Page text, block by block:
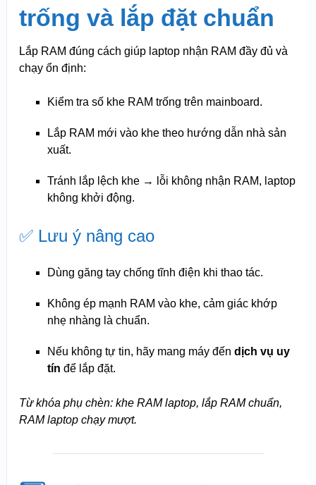
trống và lắp đặt chuẩn
Lắp RAM đúng cách giúp laptop nhận RAM đầy đủ và
chạy ổn định:
Kiểm tra số khe RAM trống trên mainboard.
Lắp RAM mới vào khe theo hướng dẫn nhà sản
xuất.
Tránh lắp lệch khe → lỗi không nhận RAM, laptop
không khởi động.
✅ Lưu ý nâng cao
Dùng găng tay chống tĩnh điện khi thao tác.
Không ép mạnh RAM vào khe, cảm giác khớp
nhẹ nhàng là chuẩn.
Nếu không tự tin, hãy mang máy đến dịch vụ uy
tín để lắp đặt.
Từ khóa phụ chèn: khe RAM laptop, lắp RAM chuẩn,
RAM laptop chạy mượt.